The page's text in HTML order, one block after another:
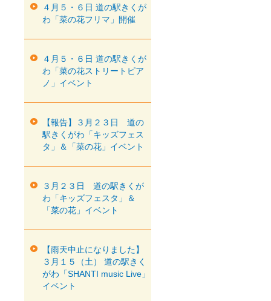
４月５・６日 道の駅きくが
わ「菜の花フリマ」開催
４月５・６日 道の駅きくが
わ「菜の花ストリートピア
ノ」イベント
【報告】３月２３日 道の
駅きくがわ「キッズフェス
タ」＆「菜の花」イベント
３月２３日 道の駅きくが
わ「キッズフェスタ」＆
「菜の花」イベント
【雨天中止になりました】
３月１５（土） 道の駅きく
がわ「SHANTI music Live」
イベント